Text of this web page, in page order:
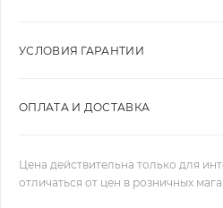
УСЛОВИЯ ГАРАНТИИ
ОПЛАТА И ДОСТАВКА
Цена действительна только для
отличаться от цен в розничных